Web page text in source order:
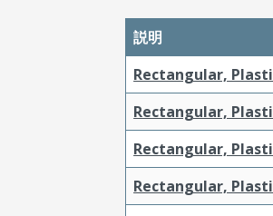
説明
Rectangular,
Rectangular,
Rectangular,
Rectangular,